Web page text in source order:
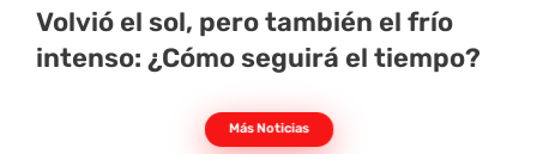
Volvió el sol, pero también el frío
intenso: ¿Cómo seguirá el tiempo?
Más Noticias